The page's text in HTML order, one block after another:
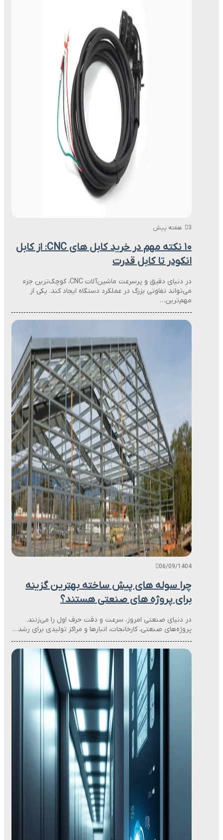
3 هفته پیش
۱۰ نکته مهم در خرید کابل های CNC: از کابل
انکودر تا کابل قدرت
در دنیای دقیق و پرسرعت ماشین‌آلات CNC، کوچک‌ترین جزء
می‌تواند تفاوتی بزرگ در عملکرد دستگاه ایجاد کند. یکی از
مهم‌ترین…
06/09/1404
چرا سوله های پیش ساخته بهترین گزینه
برای پروژه های صنعتی هستند؟
در دنیای صنعتی امروز، سرعت و دقت حرف اول را می‌زنند.
پروژه‌های صنعتی، کارخانجات، انبارها و مراکز تولیدی برای رشد…